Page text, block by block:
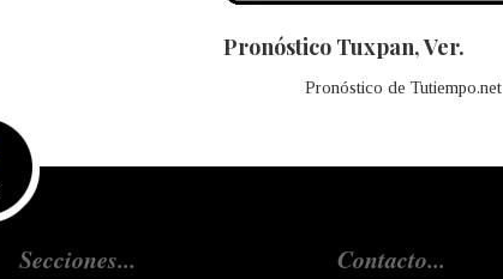
Pronóstico Tuxpan, Ver.
Pronóstico de Tutiempo.net
Secciones... Contacto...